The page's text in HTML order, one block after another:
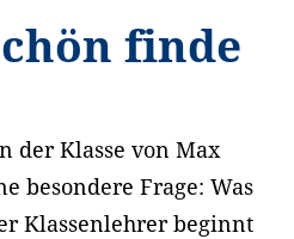
finde
der Klasse von Max
besondere Frage: Was
Klassenlehrer beginnt